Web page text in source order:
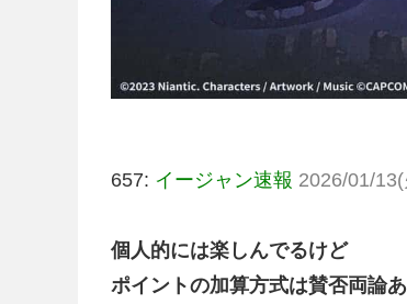
657: イージャン速報 2026/01/
個人的には楽しんでるけど
ポイントの加算方式は賛否両論